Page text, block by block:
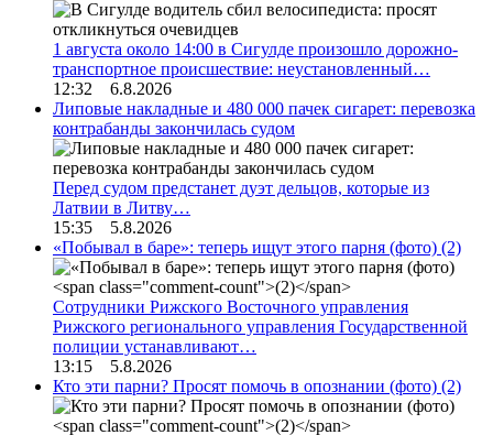
1 августа около 14:00 в Сигулде произошло дорожно-
транспортное происшествие: неустановленный…
12:32 6.8.2026
Липовые накладные и 480 000 пачек сигарет: перевозка
контрабанды закончилась судом
Перед судом предстанет дуэт дельцов, которые из
Латвии в Литву…
15:35 5.8.2026
«Побывал в баре»: теперь ищут этого парня (фото) (2)
Сотрудники Рижского Восточного управления
Рижского регионального управления Государственной
полиции устанавливают…
13:15 5.8.2026
Кто эти парни? Просят помочь в опознании (фото) (2)